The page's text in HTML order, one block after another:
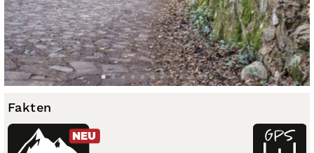
Fakten
NEU